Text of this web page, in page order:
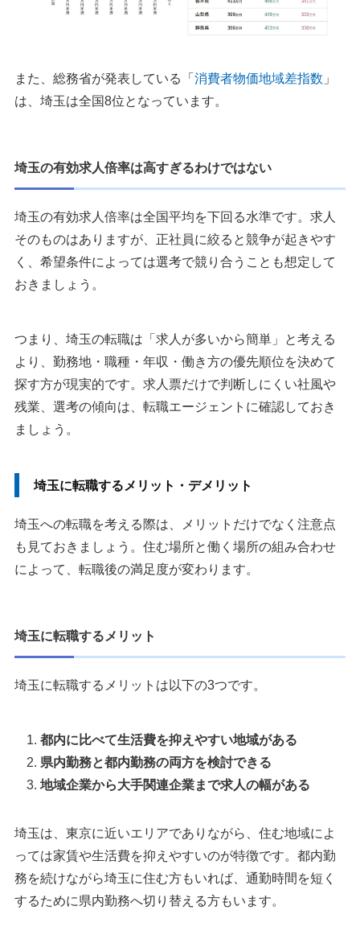
また、総務省が発表している「 消費者物価地域差指数 」
は、埼玉は全国8位となっています。
埼玉の有効求人倍率は高すぎるわけではない
埼玉の有効求人倍率は全国平均を下回る水準です。求人
そのものはありますが、正社員に絞ると競争が起きやす
く、希望条件によっては選考で競り合うことも想定して
おきましょう。
つまり、埼玉の転職は「求人が多いから簡単」と考える
より、勤務地・職種・年収・働き方の優先順位を決めて
探す方が現実的です。求人票だけで判断しにくい社風や
残業、選考の傾向は、転職エージェントに確認しておき
ましょう。
埼玉に転職するメリット・デメリット
埼玉への転職を考える際は、メリットだけでなく注意点
も見ておきましょう。住む場所と働く場所の組み合わせ
によって、転職後の満足度が変わります。
埼玉に転職するメリット
埼玉に転職するメリットは以下の3つです。
都内に比べて生活費を抑えやすい地域がある
県内勤務と都内勤務の両方を検討できる
地域企業から大手関連企業まで求人の幅がある
埼玉は、東京に近いエリアでありながら、住む地域によ
っては家賃や生活費を抑えやすいのが特徴です。都内勤
務を続けながら埼玉に住む方もいれば、通勤時間を短く
するために県内勤務へ切り替える方もいます。